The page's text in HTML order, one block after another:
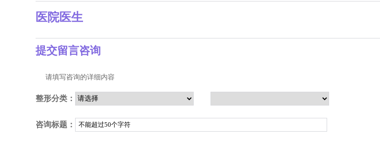
医院医生
提交留言咨询
请填写咨询的详细内容
整形分类：
咨询标题：